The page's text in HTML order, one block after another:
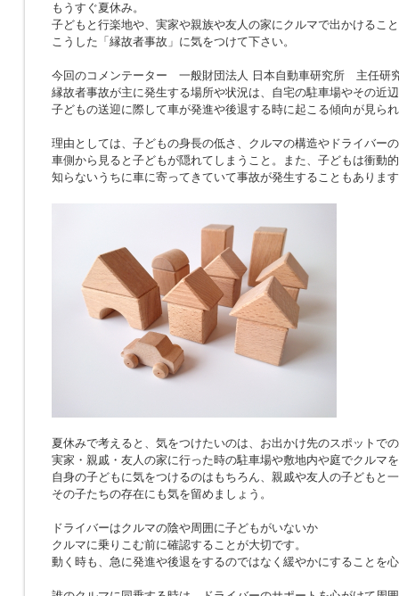
もうすぐ夏休み。
子どもと行楽地や、実家や親族や友人の家にクルマで出かけるこ
こうした「縁故者事故」に気をつけて下さい。
今回のコメンテーター 一般財団法人 日本自動車研究所 主任研
縁故者事故が主に発生する場所や状況は、自宅の駐車場やその近
子どもの送迎に際して車が発進や後退する時に起こる傾向が見ら
理由としては、子どもの身長の低さ、クルマの構造やドライバー
車側から見ると子どもが隠れてしまうこと。また、子どもは衝動
知らないうちに車に寄ってきていて事故が発生することもありま
夏休みで考えると、気をつけたいのは、お出かけ先のスポットで
実家・親戚・友人の家に行った時の駐車場や敷地内や庭でクルマ
自身の子どもに気をつけるのはもちろん、親戚や友人の子どもと
その子たちの存在にも気を留めましょう。
ドライバーはクルマの陰や周囲に子どもがいないか
クルマに乗りこむ前に確認することが大切です。
動く時も、急に発進や後退をするのではなく緩やかにすることを